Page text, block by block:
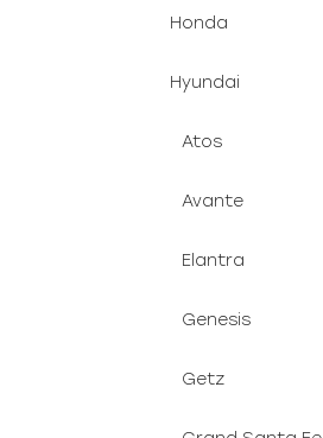
Honda
Hyundai
Atos
Avante
Elantra
Genesis
Getz